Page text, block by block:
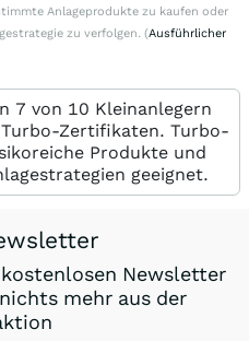
Anlageprodukte zu kaufen oder
zu verfolgen. (Ausführlicher
7 von 10 Kleinanlegern
Zertifikaten. Turbo-
Produkte und
geeignet.
Newsletter
mehr aus der